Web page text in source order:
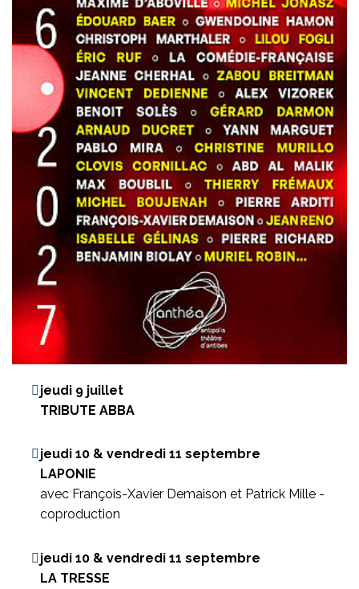
jeudi 9 juillet
TRIBUTE ABBA
jeudi 10 & vendredi 11 septembre
LAPONIE
avec François-Xavier Demaison et Patrick Mille -
coproduction
jeudi 10 & vendredi 11 septembre
LA TRESSE